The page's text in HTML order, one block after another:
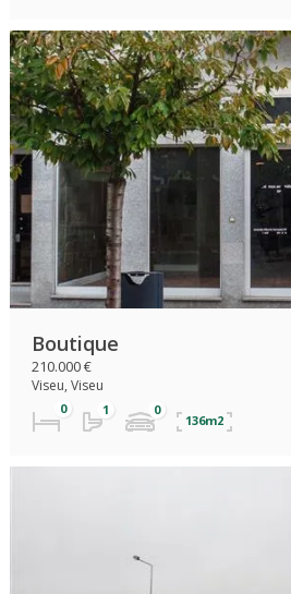
Boutique
210.000 €
Viseu, Viseu
136m2